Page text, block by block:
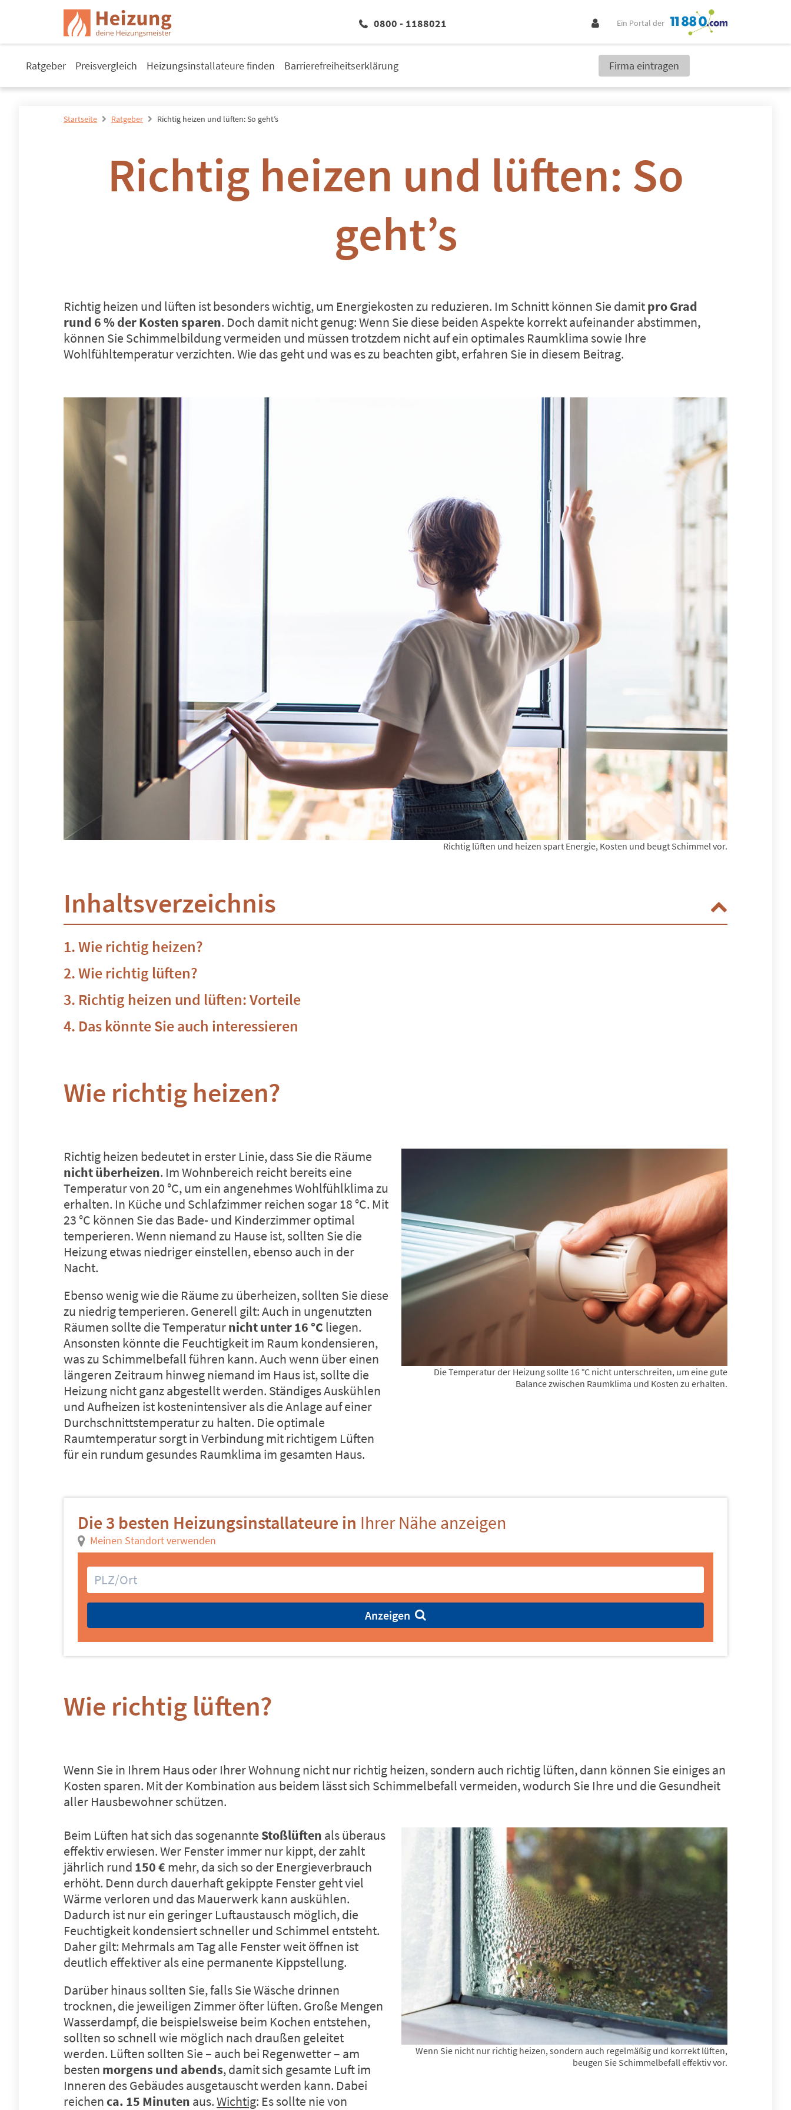
0800 - 1188021 Ein Portal der
Ratgeber Preisvergleich Heizungsinstallateure finden Barrierefreiheitserklärung Firma eintragen
Startseite Ratgeber Richtig heizen und lüften: So geht’s
Richtig heizen und lüften: So
geht’s
Richtig heizen und lüften ist besonders wichtig, um Energiekosten zu reduzieren. Im Schnitt können Sie damitpro Grad
rund 6 % der Kosten sparen. Doch damit nicht genug: Wenn Sie diese beiden Aspekte korrekt aufeinander abstimmen,
können Sie Schimmelbildung vermeiden und müssen trotzdem nicht auf ein optimales Raumklima sowie Ihre
Wohlfühltemperatur verzichten. Wie das geht und was es zu beachten gibt, erfahren Sie in diesem Beitrag.
Richtig lüften und heizen spart Energie, Kosten und beugt Schimmel vor.
Inhaltsverzeichnis
Wie richtig heizen?
Wie richtig lüften?
Richtig heizen und lüften: Vorteile
Das könnte Sie auch interessieren
Wie richtig heizen?
Richtig heizen bedeutet in erster Linie, dass Sie die Räume
nicht überheizen. Im Wohnbereich reicht bereits eine
Temperatur von 20 °C, um ein angenehmes Wohlfühlklima zu
erhalten. In Küche und Schlafzimmer reichen sogar 18 °C. Mit
23 °C können Sie das Bade- und Kinderzimmer optimal
temperieren. Wenn niemand zu Hause ist, sollten Sie die
Heizung etwas niedriger einstellen, ebenso auch in der
Nacht.
Ebenso wenig wie die Räume zu überheizen, sollten Sie diese
zu niedrig temperieren. Generell gilt: Auch in ungenutzten
Räumen sollte die Temperaturnicht unter 16 °C liegen.
Ansonsten könnte die Feuchtigkeit im Raum kondensieren,
was zu Schimmelbefall führen kann. Auch wenn über einen
längeren Zeitraum hinweg niemand im Haus ist, sollte die
Heizung nicht ganz abgestellt werden. Ständiges Auskühlen
und Aufheizen ist kostenintensiver als die Anlage auf einer
Durchschnittstemperatur zu halten. Die optimale
Raumtemperatur sorgt in Verbindung mit richtigem Lüften
für ein rundum gesundes Raumklima im gesamten Haus.
Die Temperatur der Heizung sollte 16 °C nicht unterschreiten, um eine gute
Balance zwischen Raumklima und Kosten zu erhalten.
Die 3 besten Heizungsinstallateure in Ihrer Nähe anzeigen
Meinen Standort verwenden
Anzeigen
Wie richtig lüften?
Wenn Sie in Ihrem Haus oder Ihrer Wohnung nicht nur richtig heizen, sondern auch richtig lüften, dann können Sie einiges an
Kosten sparen. Mit der Kombination aus beidem lässt sich Schimmelbefall vermeiden, wodurch Sie Ihre und die Gesundheit
aller Hausbewohner schützen.
Beim Lüften hat sich das sogenannte Stoßlüften als überaus
effektiv erwiesen. Wer Fenster immer nur kippt, der zahlt
jährlich rund 150 €mehr, da sich so der Energieverbrauch
erhöht. Denn durch dauerhaft gekippte Fenster geht viel
Wärme verloren und das Mauerwerk kann auskühlen.
Dadurch ist nur ein geringer Luftaustausch möglich, die
Feuchtigkeit kondensiert schneller und Schimmel entsteht.
Daher gilt: Mehrmals am Tag alle Fenster weit öffnen ist
deutlich effektiver als eine permanente Kippstellung.
Darüber hinaus sollten Sie, falls Sie Wäsche drinnen
trocknen, die jeweiligen Zimmer öfter lüften. Große Mengen
Wasserdampf, die beispielsweise beim Kochen entstehen,
sollten so schnell wie möglich nach draußen geleitet
werden. Lüften sollten Sie – auch bei Regenwetter – am
besten morgens und abends, damit sich gesamte Luft im
Inneren des Gebäudes ausgetauscht werden kann. Dabei
reichenca. 15 Minuten aus.Wichtig: Es sollte nie von
Wenn Sie nicht nur richtig heizen, sondern auch regelmäßig und korrekt lüften,
beugen Sie Schimmelbefall effektiv vor.